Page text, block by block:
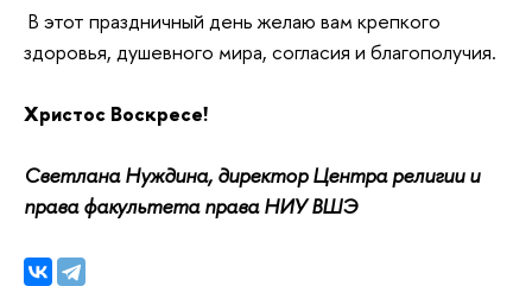
здоровья, душевного мира, согласия и благополучия.
Христос Воскресе!
Светлана Нуждина, директор Центра религии и
права факультета права НИУ ВШЭ